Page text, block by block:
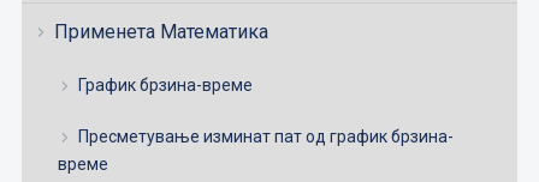
Применета Математика
График брзина-време
Пресметување изминат пат од график брзина-
време